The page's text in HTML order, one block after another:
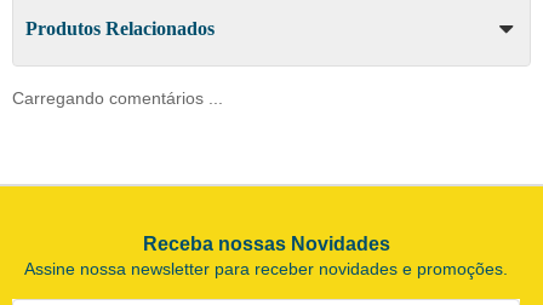
Produtos Relacionados
Carregando comentários ...
Receba nossas Novidades
Assine nossa newsletter para receber novidades e promoções.